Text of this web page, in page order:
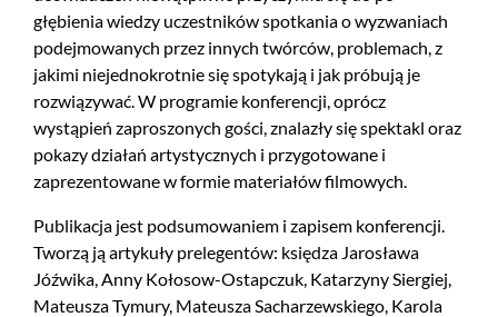
głębienia wiedzy uczestników spotkania o wyzwaniach
podejmowanych przez innych twórców, problemach, z
jakimi niejednokrotnie się spotykają i jak próbują je
rozwiązywać. W programie konferencji, oprócz
wystąpień zaproszonych gości, znalazły się spektakl oraz
pokazy działań artystycznych i przygotowane i
zaprezentowane w formie materiałów filmowych.
Publikacja jest podsumowaniem i zapisem konferencji.
Tworzą ją artykuły prelegentów: księdza Jarosława
Jóźwika, Anny Kołosow-Ostapczuk, Katarzyny Siergiej,
Mateusza Tymury, Mateusza Sacharzewskiego, Karola